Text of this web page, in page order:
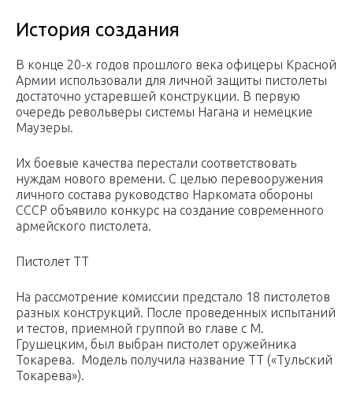
История создания
В конце 20-х годов прошлого века офицеры Красной
Армии использовали для личной защиты пистолеты
достаточно устаревшей конструкции. В первую
очередь револьверы системы Нагана и немецкие
Маузеры.
Их боевые качества перестали соответствовать
нуждам нового времени. С целью перевооружения
личного состава руководство Наркомата обороны
СССР объявило конкурс на создание современного
армейского пистолета.
Пистолет ТТ
На рассмотрение комиссии предстало 18 пистолетов
разных конструкций. После проведенных испытаний
и тестов, приемной группой во главе с М.
Грушецким, был выбран пистолет оружейника
Токарева. Модель получила название ТТ («Тульский
Токарева»).